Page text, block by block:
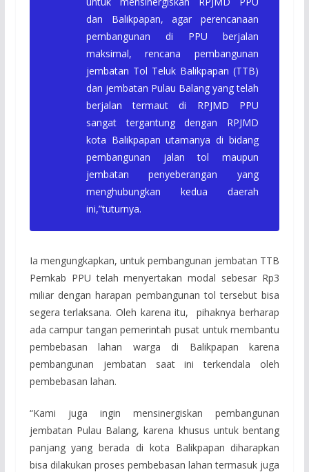
dan Balikpapan, agar perencanaan
pembangunan di PPU berjalan
maksimal, rencana pembangunan
jembatan Tol Teluk Balikpapan (TTB)
dan jembatan Pulau Balang yang telah
berjalan termaut di RPJMD PPU
sangat tergantung dengan RPJMD
kota Balikpapan utamanya di bidang
pembangunan jalan tol maupun
jembatan penyeberangan yang
menghubungkan kedua daerah
ini,”tuturnya.
Ia mengungkapkan, untuk pembangunan jembatan TTB
Pemkab PPU telah menyertakan modal sebesar Rp3
miliar dengan harapan pembangunan tol tersebut bisa
segera terlaksana. Oleh karena itu, pihaknya berharap
ada campur tangan pemerintah pusat untuk membantu
pembebasan lahan warga di Balikpapan karena
pembangunan jembatan saat ini terkendala oleh
pembebasan lahan.
“Kami juga ingin mensinergiskan pembangunan
jembatan Pulau Balang, karena khusus untuk bentang
panjang yang berada di kota Balikpapan diharapkan
bisa dilakukan proses pembebasan lahan termasuk juga